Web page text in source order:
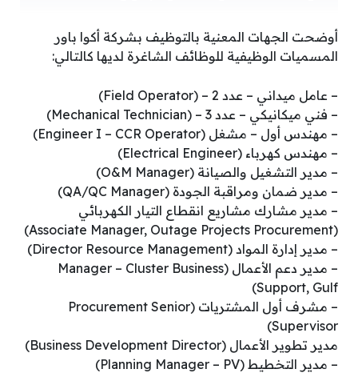
أوضحت الجهات المعنية بالتوظيف بشركة أكوا باور
المسميات الوظيفية للوظائف الشاغرة لديها كالتالي:
– عامل ميداني – عدد 2 – (Field Operator)
– فني ميكانيكي – عدد 3 – (Mechanical Technician)
– مهندس أول – مشغل (Engineer I – CCR Operator)
– مهندس كهرباء (Electrical Engineer)
– مدير التشغيل والصيانة (O&M Manager)
– مدير ضمان ومراقبة الجودة (QA/QC Manager)
– مدير مشارك مشاريع انقطاع التيار الكهربائي
(Associate Manager, Outage Projects Procurement)
– مدير إدارة المواد (Director Resource Management)
– مدير دعم الأعمال (Manager – Cluster Business
Support, Gulf)
– مشرف أول المشتريات (Procurement Senior
Supervisor)
مدير تطوير الأعمال (Business Development Director)
– مدير التخطيط (Planning Manager – PV)